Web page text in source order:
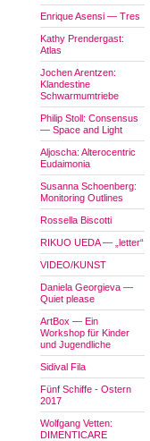
Enrique Asensi — Tres
Kathy Prendergast:
Atlas
Jochen Arentzen:
Klandestine
Schwarmumtriebe
Philip Stoll: Consensus
— Space and Light
Aljoscha: Alterocentric
Eudaimonia
Susanna Schoenberg:
Monitoring Outlines
Rossella Biscotti
RIKUO UEDA — „letter“
VIDEO/KUNST
Daniela Georgieva —
Quiet please
ArtBox — Ein
Workshop für Kinder
und Jugendliche
Sidival Fila
Fünf Schiffe - Ostern
2017
Wolfgang Vetten:
DIMENTICARE